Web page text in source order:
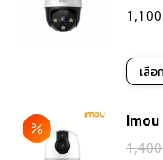
1,100
เลือ
1,400